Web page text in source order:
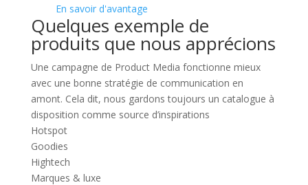
En savoir d'avantage
Quelques exemple de
produits que nous apprécions
Une campagne de Product Media fonctionne mieux
avec une bonne stratégie de communication en
amont. Cela dit, nous gardons toujours un catalogue à
disposition comme source d’inspirations
Hotspot
Goodies
Hightech
Marques & luxe